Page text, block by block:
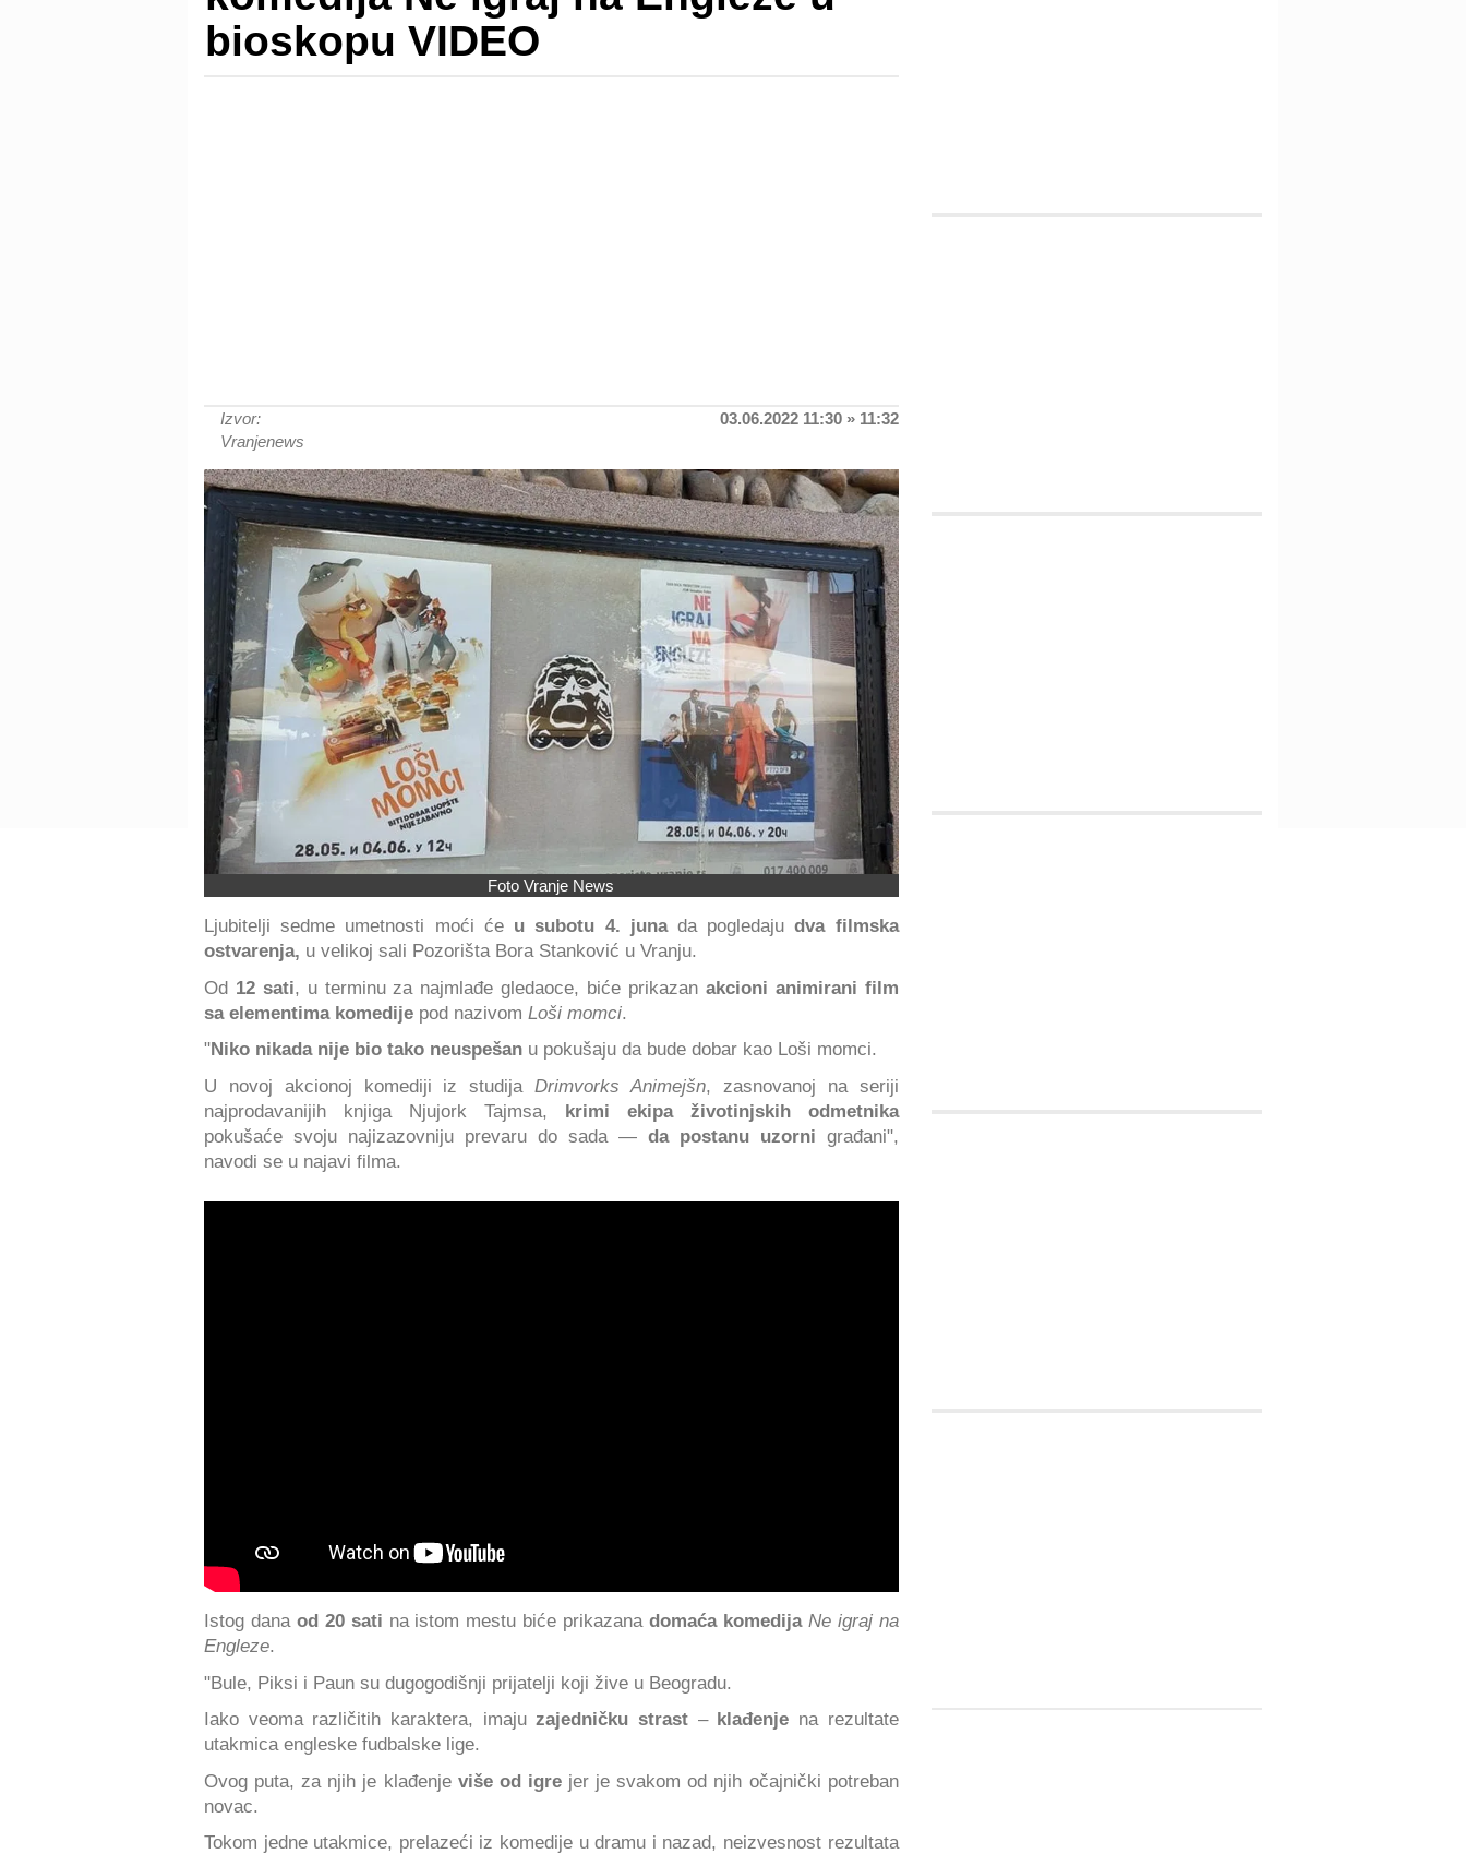
bioskopu VIDEO
Izvor:
Vranjenews
03.06.2022 11:30 » 11:32
Foto Vranje News
Ljubitelji sedme umetnosti moći će u subotu 4. junada pogledajudva filmska
ostvarenja, u velikoj sali Pozorišta Bora Stanković u Vranju.
Od 12 sati, u terminu za najmlađe gledaoce, biće prikazan akcioni animirani film
sa elementima komedije pod nazivom Loši momci.
"Niko nikada nije bio tako neuspešan u pokušaju da bude dobar kao Loši momci.
U novoj akcionoj komediji iz studijaDrimvorks Animejšn, zasnovanoj na seriji
najprodavanijih knjiga Njujork Tajmsa, krimi ekipa životinjskih odmetnika
pokušaće svoju najizazovniju prevaru do sada — da postanu uzorni građani",
navodi se u najavi filma.
Istog dana od 20 sati na istom mestu biće prikazana domaća komedija Ne igraj na
Engleze.
"Bule, Piksi i Paun su dugogodišnji prijatelji koji žive u Beogradu.
Iako veoma različitih karaktera, imajuzajedničku strast –klađenje na rezultate
utakmica engleske fudbalske lige.
Ovog puta, za njih je klađenje više od igrejer je svakom od njih očajnički potreban
novac.
Tokom jedne utakmice, prelazeći iz komedije u dramu i nazad, neizvesnost rezultata